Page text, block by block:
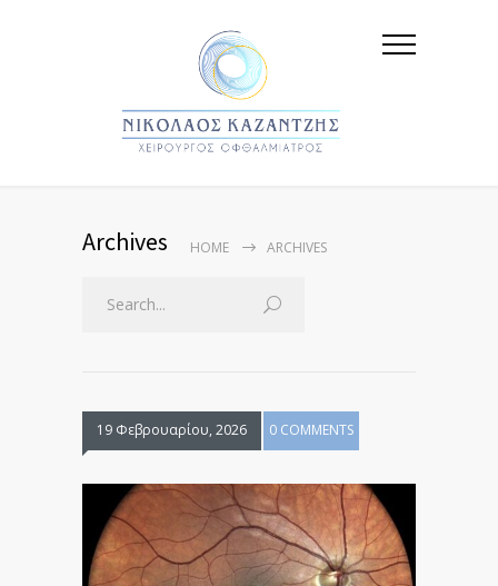
Archives HOME ARCHIVES
19 Φεβρουαρίου, 2026 0 COMMENTS